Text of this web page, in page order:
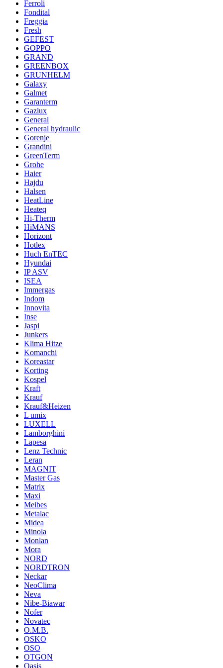
Ferroli
Fondital
Freggia
Fresh
GEFEST
GOPPO
GRAND
GREENBOX
GRUNHELM
Galaxy
Galmet
Garanterm
Gazlux
General
General hydraulic
Gorenje
Grandini
GreenTerm
Grohe
Haier
Hajdu
Halsen
HeatLine
Heateq
Hi-Therm
HiMANS
Horizont
Hotlex
Huch EnTEC
Hyundai
IP ASV
ISEA
Immergas
Indom
Innovita
Inse
Jaspi
Junkers
Klima Hitze
Komanchi
Koreastar
Korting
Kospel
Kraft
Krauf
Krauf&Heizen
L umix
LUXELL
Lamborghini
Lapesa
Lenz Technic
Leran
MAGNIT
Master Gas
Matrix
Maxi
Meibes
Metalac
Midea
Minola
Monlan
Mora
NORD
NORDTRON
Neckar
NeoClima
Neva
Nibe-Biawar
Nofer
Novatec
O.M.B.
OSKO
OSO
OTGON
Oasis